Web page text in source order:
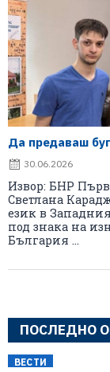
Да предаваш
30.06.2026
Извор: БНР
Светлана
език в
под знака на
България ...
ПОСЛЕДНО
ВЕСТИ